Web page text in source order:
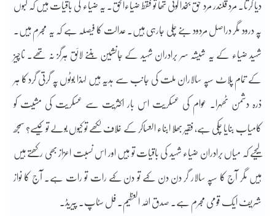
دیا کرتا۔ مرد قلندر مرد حق بخدا کوئی تھا تو فقط ضیاءالحق۔ یہ ضیاء کی باقیات ہیں کہ لبوں
پہ درود مگر دراصل مردود بنے چلی جارہی ہیں۔ عدالت کا فیصلہ ہے کہ یہ مجرم ہیں۔
شہید ضیاء کے یہ شیشہ سر برادران شہید کے جانشین بننے لائق ہرگز نہ تھے۔ ناچیز
کے تمام پلاٹ سپہ سالاران ملت کی جانب سے ہدیہ ہیں لہذا بوٹوں پہ گرتی گرد کا ہر
ذرہ دشمن ٹھہرا۔ عوام کی عسکریت اس بار اکثریت سے عسکریت کی مشیت کو
کامیاب بنایا چکی ہے، فقیر بھلا ابناء العساکر کے خلاف لکھے تو کیوں بولے تو کیسے؟ سمجھ
لیجیے کہ میاں برادران ضیاء شہید کی باقیات تو ہیں اور اس نسبت اعزاز بھی رکھتے ہیں
ہیں مگر آج کا سپہ سالار گر دن دن کہے تو دن کہے رات تو رات ہے۔ آج کا نواز
شریف ایک قومی مجرم ہے۔ صدق اللہ العظیم۔ فل سٹاپ۔ پیریڈ۔